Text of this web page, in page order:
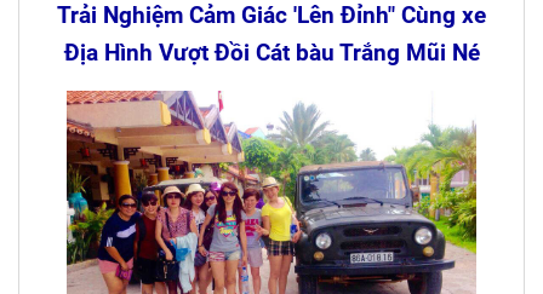
Trải Nghiệm Cảm Giác 'Lên Đỉnh" Cùng xe
Địa Hình Vượt Đồi Cát bàu Trắng Mũi Né